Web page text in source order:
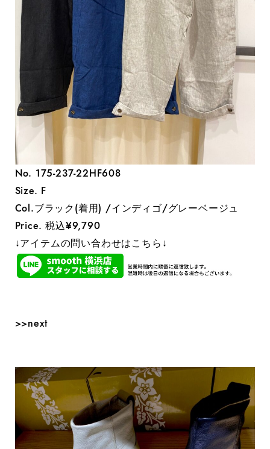
No. 175-237-22HF608
Size. F
Col.ブラック(着用) /インディゴ/グレーベージュ
Price. 税込¥9,790
↓アイテムの問い合わせはこちら↓
>>next